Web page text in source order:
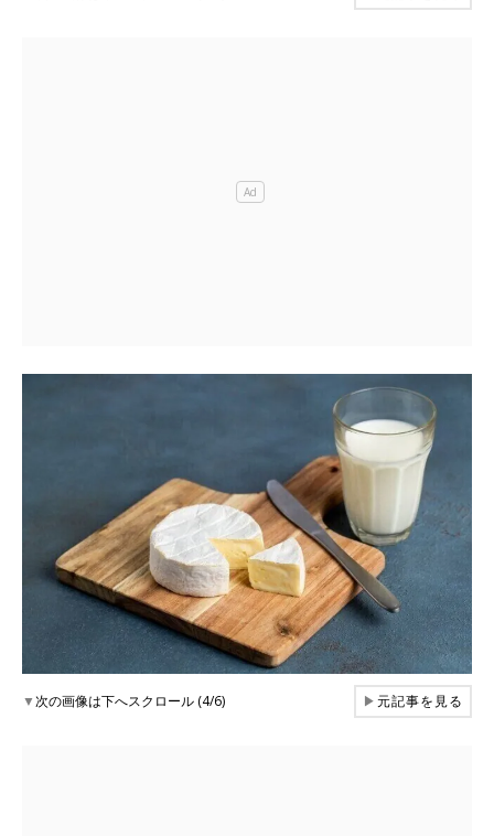
▼次の画像は下へスクロール (4/6) ▶元記事を見る